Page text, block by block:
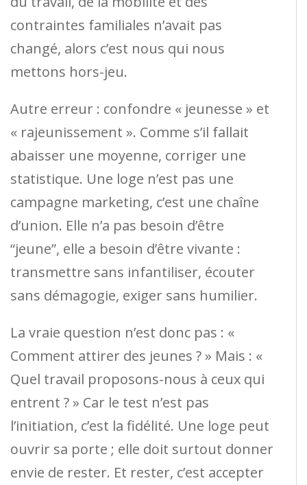
contraintes familiales n’avait pas
changé, alors c’est nous qui nous
mettons hors-jeu.
Autre erreur : confondre « jeunesse » et
« rajeunissement ». Comme s’il fallait
abaisser une moyenne, corriger une
statistique. Une loge n’est pas une
campagne marketing, c’est une chaîne
d’union. Elle n’a pas besoin d’être
“jeune”, elle a besoin d’être vivante :
transmettre sans infantiliser, écouter
sans démagogie, exiger sans humilier.
La vraie question n’est donc pas : «
Comment attirer des jeunes ? » Mais : «
Quel travail proposons-nous à ceux qui
entrent ? » Car le test n’est pas
l’initiation, c’est la fidélité. Une loge peut
ouvrir sa porte ; elle doit surtout donner
envie de rester. Et rester, c’est accepter